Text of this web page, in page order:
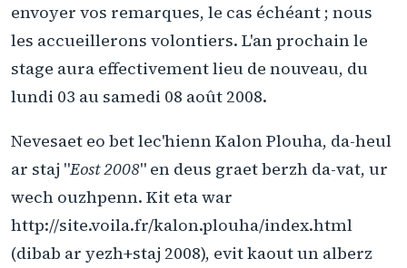
envoyer vos remarques, le cas échéant ; nous
les accueillerons volontiers. L'an prochain le
stage aura effectivement lieu de nouveau, du
lundi 03 au samedi 08 août 2008.
Nevesaet eo bet lec'hienn Kalon Plouha, da-heul
ar staj "Eost 2008" en deus graet berzh da-vat, ur
wech ouzhpenn. Kit eta war
http://site.voila.fr/kalon.plouha/index.html
(dibab ar yezh+staj 2008), evit kaout un alberz